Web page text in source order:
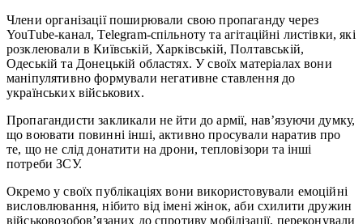
Члени організації поширювали свою пропаганду через
YouTube-канал, Telegram-спільноту та агітаційні листівки, які
розклеювали в Київській, Харківській, Полтавській,
Одеській та Донецькій областях. У своїх матеріалах вони
маніпулятивно формували негативне ставлення до
українських військових.
Пропагандисти закликали не йти до армії, нав’язуючи думку,
що воювати повинні інші, активно просували наратив про
те, що не слід донатити на дрони, тепловізори та інші
потреби ЗСУ.
Окремо у своїх публікаціях вони використовували емоційні
висловлювання, нібито від імені жінок, аби схилити дружин
військовозобов’язаних до спротиву мобілізації, переконували